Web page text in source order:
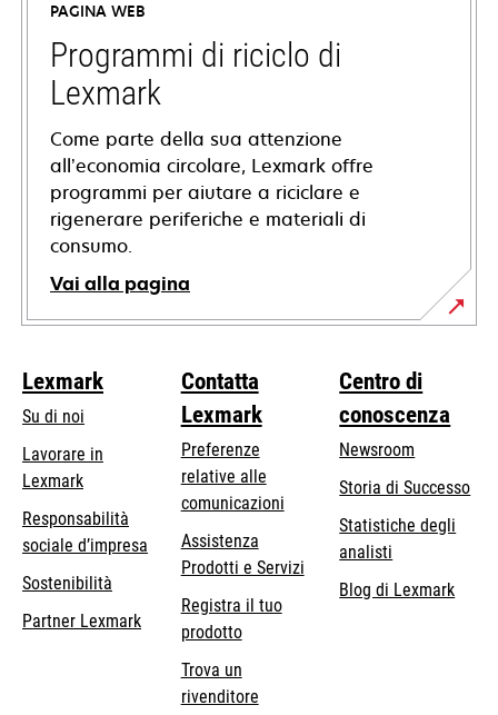
una
nuova
scheda
PAGINA WEB
Programmi di riciclo di
Lexmark
Come parte della sua attenzione
all’economia circolare, Lexmark offre
programmi per aiutare a riciclare e
rigenerare periferiche e materiali di
consumo.
Vai alla pagina
Lexmark
Su di noi
Lavorare in
Lexmark
Responsabilità
sociale d’impresa
scheda
Sostenibilità
Partner Lexmark
Contatta
Lexmark
Preferenze
relative alle
comunicazioni
Assistenza
Prodotti e Servizi
Registra il tuo
prodotto
Trova un
rivenditore
Centro di
conoscenza
Newsroom
Storia di Successo
Statistiche degli
analisti
Blog di Lexmark